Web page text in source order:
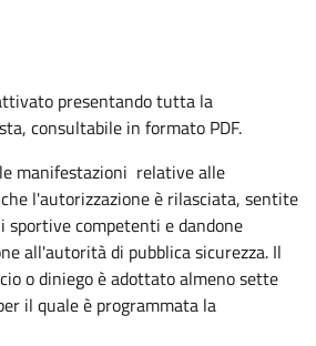
presentando tutta la
consultabile in formato PDF.
manifestazioni relative alle
l'autorizzazione è rilasciata, sentite
sportive competenti e dandone
all'autorità di pubblica sicurezza. Il
o diniego è adottato almeno sette
il quale è programmata la